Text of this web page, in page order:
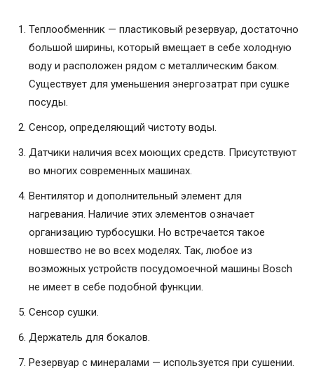
Теплообменник — пластиковый резервуар, достаточно
большой ширины, который вмещает в себе холодную
воду и расположен рядом с металлическим баком.
Существует для уменьшения энергозатрат при сушке
посуды.
Сенсор, определяющий чистоту воды.
Датчики наличия всех моющих средств. Присутствуют
во многих современных машинах.
Вентилятор и дополнительный элемент для
нагревания. Наличие этих элементов означает
организацию турбосушки. Но встречается такое
новшество не во всех моделях. Так, любое из
возможных устройств посудомоечной машины Bosch
не имеет в себе подобной функции.
Сенсор сушки.
Держатель для бокалов.
Резервуар с минералами — используется при сушении.